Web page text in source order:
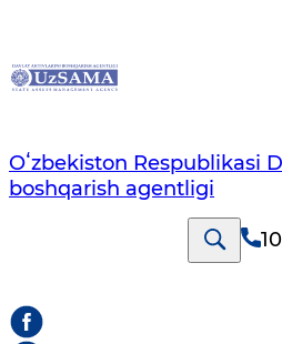
Oʻzbekiston Respublikasi
boshqarish agentligi